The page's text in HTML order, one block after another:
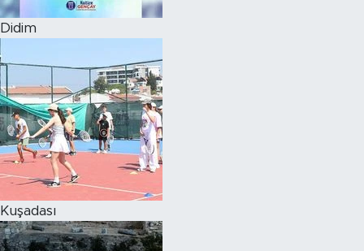
Didim
Kuşadası